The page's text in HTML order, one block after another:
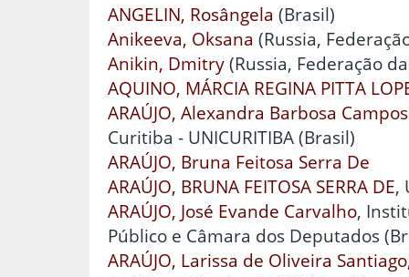
ANGELIN, Rosângela (Brasil)
Anikeeva, Oksana (Russia,
Anikin, Dmitry(Russia, Federação
AQUINO, MÁRCIA REGINA PITTA
ARAÚJO, Alexandra Barbosa
Curitiba - UNICURITIBA (Brasil)
ARAÚJO, Bruna Feitosa Serra De
ARAÚJO, BRUNA FEITOSA SERRA DE,
ARAÚJO, José Evande Carvalho,
Público e Câmara dos Deputados
ARAÚJO, Larissa de Oliveira Santiago